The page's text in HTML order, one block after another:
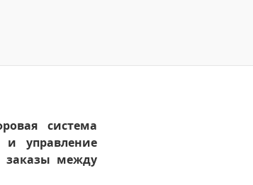
система
и управление
заказы между